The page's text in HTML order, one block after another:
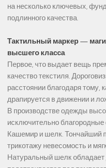
на несколько ключевых,
подлинного качества.
Тактильный маркер —
высшего класса
Первое, что выдает вещь
качество текстиля.
расстоянии благодаря тому,
драпируется в движении и
В производстве одежды
исключительно
Кашемир и шелк. Тончайший
трикотажу невесомость и
Натуральный шелк